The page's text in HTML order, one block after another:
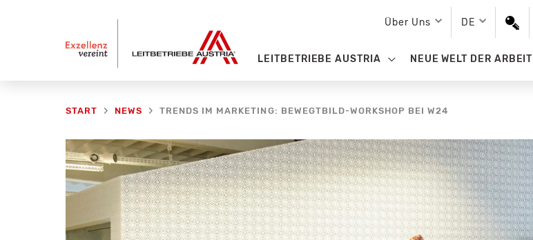
Über Uns DE
LEITBETRIEBE AUSTRIA NEUE WELT DER ARBEIT
START NEWS TRENDS IM MARKETING: BEWEGTBILD-WORKSHOP BEI W24